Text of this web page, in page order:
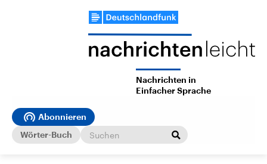
Nachrichten in
Einfacher Sprache
Abonnieren
Wörter-Buch